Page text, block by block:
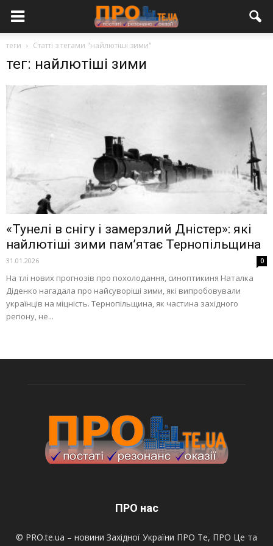
теги Статті з тегами "найлютіші зими"
тег: найлютіші зими
«Тунелі в снігу і замерзлий Дністер»: які
найлютіші зими пам’ятає Тернопільщина
31.01.2026 0
На тлі нових прогнозів про похолодання, синоптикиня Наталка
Діденко нагадала про найсуворіші зими, які випробовували
українців на міцність. Тернопільщина, як частина західного
регіону, не...
ПРО нас
© PRO.te.ua – новини Західної України ПРО Те, ПРО Це та